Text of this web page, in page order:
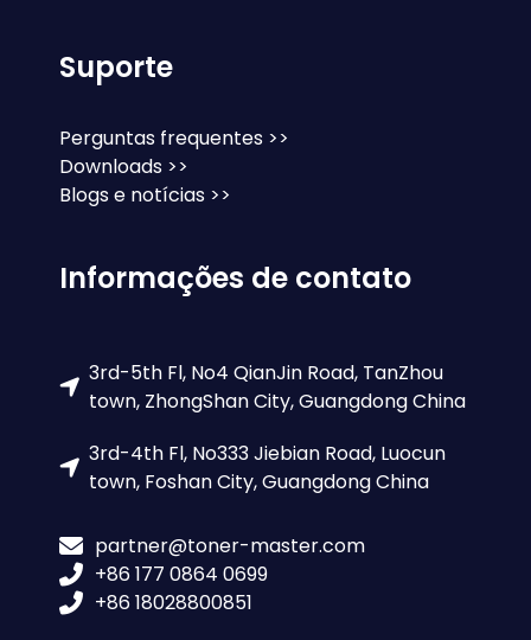
Suporte
Perguntas frequentes >>
Downloads >>
Blogs e notícias >>
Informações de contato
3rd-5th Fl, No4 QianJin Road, TanZhou
town, ZhongShan City, Guangdong China
3rd-4th Fl, No333 Jiebian Road, Luocun
town, Foshan City, Guangdong China
partner@toner-master.com
+86 177 0864 0699
+86 18028800851